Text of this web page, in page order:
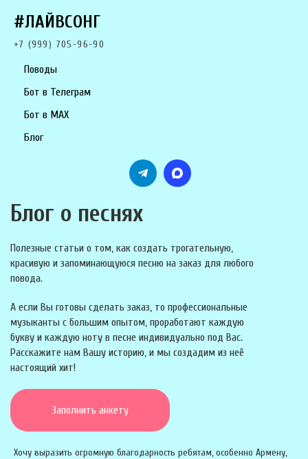
#ЛАЙВСОНГ
+7 (999) 705-96-90
Поводы
Бот в Телеграм
Бот в MAX
Блог
Блог о песнях
Полезные статьи о том, как создать трогательную,
красивую и запоминающуюся песню на заказ для любого
повода.
А если Вы готовы сделать заказ, то профессиональные
музыканты с большим опытом, проработают каждую
букву и каждую ноту в песне индивидуально под Вас.
Расскажите нам Вашу историю, и мы создадим из неё
настоящий хит!
Заполнить анкету
Хочу выразить огромную благодарность ребятам, особенно Армену,